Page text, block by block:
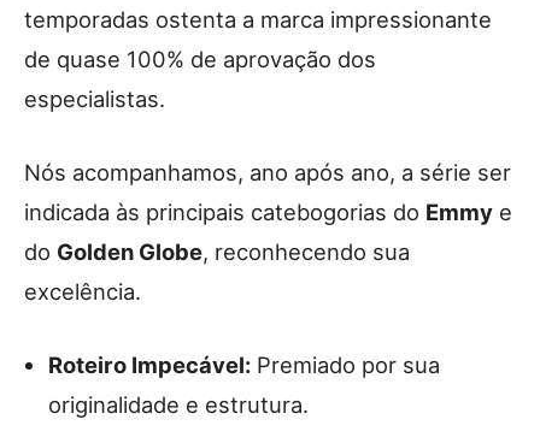
temporadas ostenta a marca impressionante
de quase 100% de aprovação dos
especialistas.
Nós acompanhamos, ano após ano, a série ser
indicada às principais catebogorias do Emmy e
do Golden Globe, reconhecendo sua
excelência.
Roteiro Impecável: Premiado por sua
originalidade e estrutura.